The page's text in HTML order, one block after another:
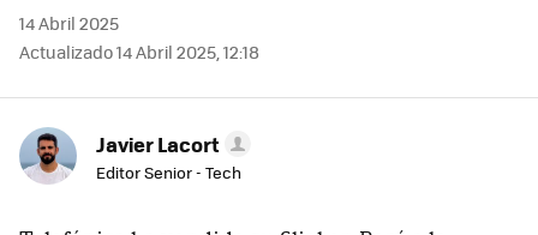
14 Abril 2025
Actualizado 14 Abril 2025, 12:18
Javier Lacort
Editor Senior - Tech